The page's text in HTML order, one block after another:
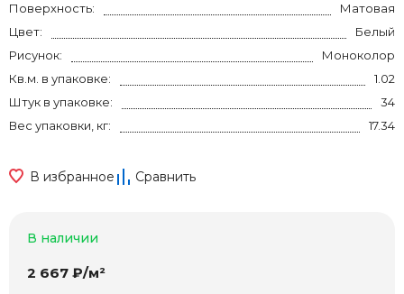
Поверхность:
Матовая
Цвет:
Белый
Рисунок:
Моноколор
Кв.м. в упаковке:
1.02
Штук в упаковке:
34
Вес упаковки, кг:
17.34
В избранное Сравнить
В наличии
2 667 ₽/м²